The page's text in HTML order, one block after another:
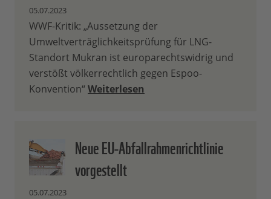
05.07.2023
WWF-Kritik: „Aussetzung der
Umweltverträglichkeitsprüfung für LNG-
Standort Mukran ist europarechtswidrig und
verstößt völkerrechtlich gegen Espoo-
Konvention“ Weiterlesen
Neue EU-Abfallrahmenrichtlinie
vorgestellt
05.07.2023